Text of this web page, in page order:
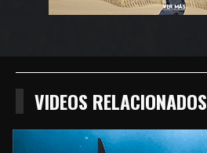
VIDEOS RELACIONADOS